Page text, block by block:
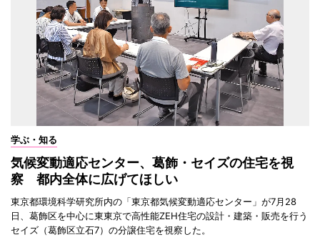
学ぶ・知る
気候変動適応センター、葛飾・セイズの住宅を視
察 都内全体に広げてほしい
東京都環境科学研究所内の「東京都気候変動適応センター」が7月28
日、葛飾区を中心に東東京で高性能ZEH住宅の設計・建築・販売を行う
セイズ（葛飾区立石7）の分譲住宅を視察した。